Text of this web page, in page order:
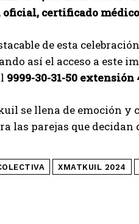
certificado
de esta
así el acceso a este
9999-30-31-50 extensión
se llena de emoción y
las parejas que
XMATKUIL 2024